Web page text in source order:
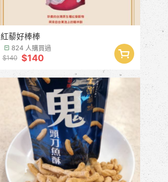
紅藜好棒棒
824 人購買過
$140 $140